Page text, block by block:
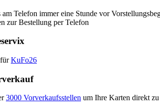
am Telefon immer eine Stunde vor
zur Bestellung per Telefon
KuFo26
3000 Vorverkaufsstellen um Ihre Karten direkt zu